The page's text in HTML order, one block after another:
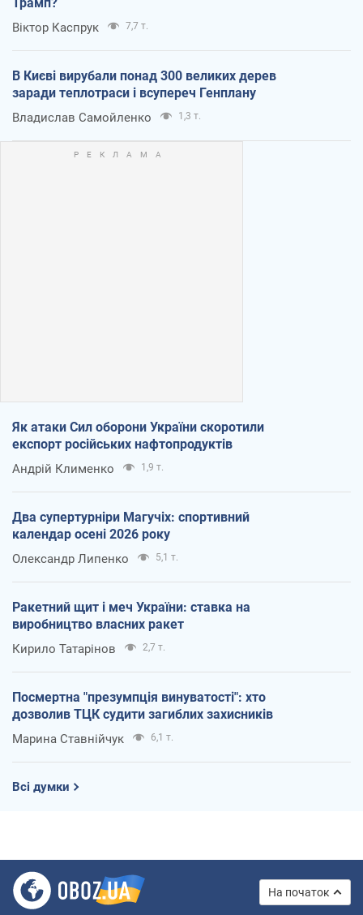
Віктор Каспрук 7,7 т.
В Києві вирубали понад 300 великих дерев
заради теплотраси і всупереч Генплану
Владислав Самойленко 1,3 т.
Як атаки Сил оборони України скоротили
експорт російських нафтопродуктів
Андрій Клименко 1,9 т.
Два супертурніри Магучіх: спортивний
календар осені 2026 року
Олександр Липенко 5,1 т.
Ракетний щит і меч України: ставка на
виробництво власних ракет
Кирило Татарінов 2,7 т.
Посмертна "презумпція винуватості": хто
дозволив ТЦК судити загиблих захисників
Марина Ставнійчук 6,1 т.
Всі думки
На початок